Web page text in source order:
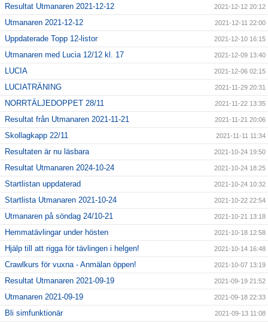
Resultat Utmanaren 2021-12-12 2021-12-12 20:12
Utmanaren 2021-12-12 2021-12-11 22:00
Uppdaterade Topp 12-listor 2021-12-10 16:15
Utmanaren med Lucia 12/12 kl. 17 2021-12-09 13:40
LUCIA 2021-12-06 02:15
LUCIATRÄNING 2021-11-29 20:31
NORRTÄLJEDOPPET 28/11 2021-11-22 13:35
Resultat från Utmanaren 2021-11-21 2021-11-21 20:06
Skollagkapp 22/11 2021-11-11 11:34
Resultaten är nu läsbara 2021-10-24 19:50
Resultat Utmanaren 2024-10-24 2021-10-24 18:25
Startlistan uppdaterad 2021-10-24 10:32
Startlista Utmanaren 2021-10-24 2021-10-22 22:54
Utmanaren på söndag 24/10-21 2021-10-21 13:18
Hemmatävlingar under hösten 2021-10-18 12:58
Hjälp till att rigga för tävlingen i helgen! 2021-10-14 16:48
Crawlkurs för vuxna - Anmälan öppen! 2021-10-07 13:19
Resultat Utmanaren 2021-09-19 2021-09-19 21:52
Utmanaren 2021-09-19 2021-09-18 22:33
Bli simfunktionär 2021-09-13 11:08